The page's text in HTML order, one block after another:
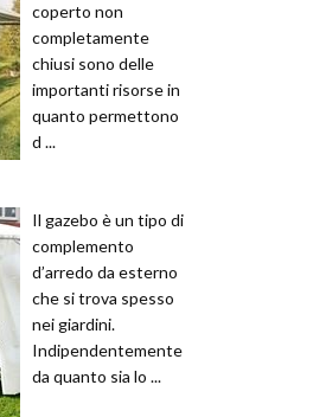
coperto non
completamente
chiusi sono delle
importanti risorse in
quanto permettono
d ...
Il gazebo è un tipo di
complemento
d’arredo da esterno
che si trova spesso
nei giardini.
Indipendentemente
da quanto sia lo ...